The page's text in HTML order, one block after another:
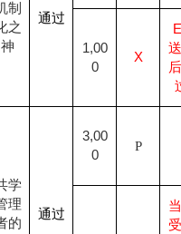
制
之
神
通过
1,00
0
X
学
理
的
通过
3,00
0
P